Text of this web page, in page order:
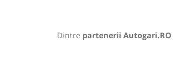
Dintre partenerii Autogari.RO